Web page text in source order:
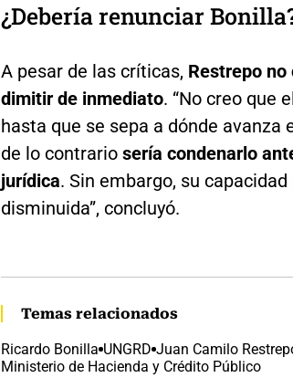
¿Debería renunciar
A pesar de las críticas, Restrepo
dimitir de inmediato. “No creo que
hasta que se sepa a dónde avanza
de lo contrariosería condenarlo
jurídica. Sin embargo, su
disminuida”, concluyó.
Temas relacionados
Ricardo Bonilla UNGRD Juan Camilo
Ministerio de Hacienda y Crédito Público